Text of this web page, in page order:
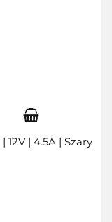
| 4.5A | Szary